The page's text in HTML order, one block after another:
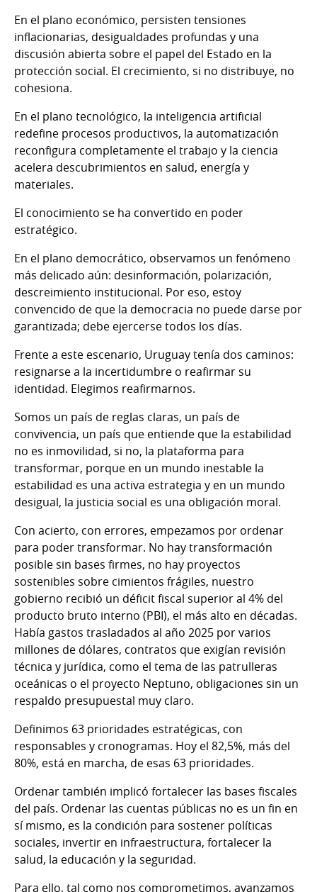
En el plano económico, persisten tensiones
inflacionarias, desigualdades profundas y una
discusión abierta sobre el papel del Estado en la
protección social. El crecimiento, si no distribuye, no
cohesiona.
En el plano tecnológico, la inteligencia artificial
redefine procesos productivos, la automatización
reconfigura completamente el trabajo y la ciencia
acelera descubrimientos en salud, energía y
materiales.
El conocimiento se ha convertido en poder
estratégico.
En el plano democrático, observamos un fenómeno
más delicado aún: desinformación, polarización,
descreimiento institucional. Por eso, estoy
convencido de que la democracia no puede darse por
garantizada; debe ejercerse todos los días.
Frente a este escenario, Uruguay tenía dos caminos:
resignarse a la incertidumbre o reafirmar su
identidad. Elegimos reafirmarnos.
Somos un país de reglas claras, un país de
convivencia, un país que entiende que la estabilidad
no es inmovilidad, si no, la plataforma para
transformar, porque en un mundo inestable la
estabilidad es una activa estrategia y en un mundo
desigual, la justicia social es una obligación moral.
Con acierto, con errores, empezamos por ordenar
para poder transformar. No hay transformación
posible sin bases firmes, no hay proyectos
sostenibles sobre cimientos frágiles, nuestro
gobierno recibió un déficit fiscal superior al 4% del
producto bruto interno (PBI), el más alto en décadas.
Había gastos trasladados al año 2025 por varios
millones de dólares, contratos que exigían revisión
técnica y jurídica, como el tema de las patrulleras
oceánicas o el proyecto Neptuno, obligaciones sin un
respaldo presupuestal muy claro.
Definimos 63 prioridades estratégicas, con
responsables y cronogramas. Hoy el 82,5%, más del
80%, está en marcha, de esas 63 prioridades.
Ordenar también implicó fortalecer las bases fiscales
del país. Ordenar las cuentas públicas no es un fin en
sí mismo, es la condición para sostener políticas
sociales, invertir en infraestructura, fortalecer la
salud, la educación y la seguridad.
Para ello, tal como nos comprometimos, avanzamos